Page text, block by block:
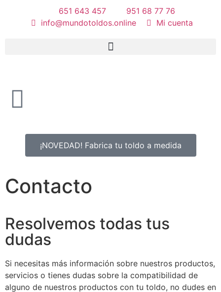
651 643 457
951 68 77 76
info@mundotoldos.online
Mi cuenta
¡NOVEDAD! Fabrica tu toldo a medida
Contacto
Resolvemos todas tus
dudas
Si necesitas más información sobre nuestros productos,
servicios o tienes dudas sobre la compatibilidad de
alguno de nuestros productos con tu toldo, no dudes en